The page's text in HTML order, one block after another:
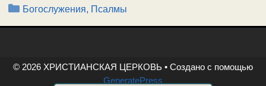
Рубрики
Богослужения, Псалмы
© 2026 ХРИСТИАНСКАЯ ЦЕРКОВЬ • Создано с помощью
GeneratePress